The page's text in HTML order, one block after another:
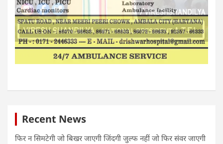
Recent News
फिर न सिमटेगी जो बिखर जाएगी जिंदगी जुल्फ नहीं जो फिर संवर जाएगी